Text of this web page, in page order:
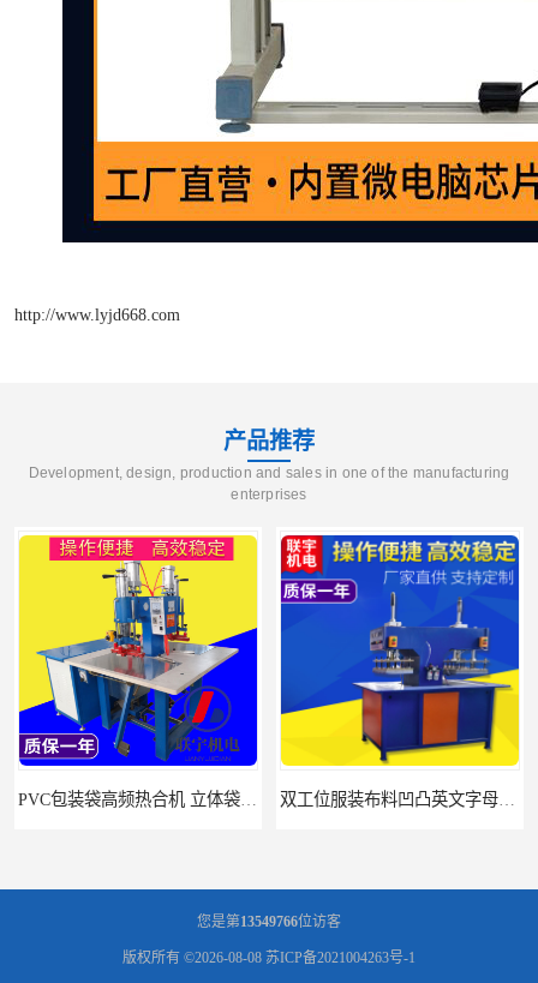
http://www.lyjd668.com
产品推荐
Development, design, production and sales in one of the manufacturing
enterprises
双工位服装布料凹凸英文字母压字机找联宇制造厂
您是第13549766位访客
版权所有 ©2026-08-08 苏ICP备2021004263号-1